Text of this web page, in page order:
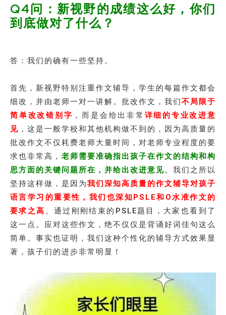
Q4问：新视野的成绩这么好，你们
到底做对了什么？
答：我们的确有一些坚持。
首先，新视野特别注重作文辅导，学生的每篇作文都会
细改，并由老师一对一讲解。批改作文，我们不局限于
简单改改错别字 ，而是会给出非常 详细的专业改进意
见 ，这是一般学校和其他机构做不到的，因为高质量的
批改作文不仅耗费老师大量时间，对老师专业程度的要
求也非常高， 老师需要准确指出孩子在作文的结构和构
思方面的关键问题所在，并给出改进意见。我们之所以
坚持这样做，是因为我们深知高质量的作文辅导对孩子
语言学习的重要性，我们也深知PSLE和O水准作文的
要求之高 。通过刚刚结束的PSLE题目，大家也看到了
这一点。应对这些作文，绝不仅仅是背诵好词佳句这么
简单。事实也证明，我们这种个性化的辅导方式效果显
著，孩子们的进步非常明显！